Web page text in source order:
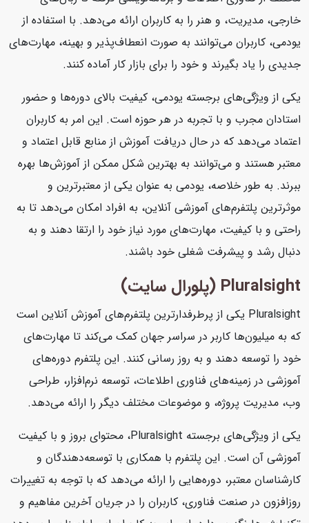
خارجی، مدیریت، و هنر را به کاربران ارائه می‌دهد. با استفاده از
یودمی، کاربران می‌توانند به صورت انعطاف‌پذیر و بهینه، مهارت‌های
جدیدی را یاد بگیرند و خود را برای بازار کار آماده کنند.
یکی از ویژگی‌های برجسته یودمی، کیفیت بالای دوره‌ها و حضور
استادان مجرب و با تجربه در هر حوزه است. این امر به کاربران
اعتماد می‌دهد که در حال دریافت آموزش از منابع قابل اعتماد و
معتبر هستند و می‌توانند به بهترین شکل ممکن از آموزش‌ها بهره
ببرند. به طور خلاصه، یودمی به عنوان یکی از معتبرترین و
موثرترین پلتفرم‌های آموزشی آنلاین، به افراد امکان می‌دهد تا به
راحتی و با کیفیت، مهارت‌های مورد نیاز خود را ارتقا دهند و به
دنبال رشد و پیشرفت شغلی خود باشند.
Pluralsight (پلورال سایت)
Pluralsight یکی از پرطرفدارترین پلتفرم‌های آموزش آنلاین است
که به میلیون‌ها کاربر در سراسر جهان کمک می‌کند تا مهارت‌های
خود را توسعه دهند و به روز رسانی کنند. این پلتفرم دوره‌های
آموزشی در زمینه‌های فناوری اطلاعات، توسعه نرم‌افزار، طراحی
وب، مدیریت پروژه، و موضوعات مختلف دیگر را ارائه می‌دهد.
یکی از ویژگی‌های برجسته Pluralsight، محتوای بروز و با کیفیت
آموزشی آن است. این پلتفرم با همکاری با توسعه‌دهندگان و
کارشناسان معتبر، دوره‌هایی را ارائه می‌دهد که با توجه به تغییرات
روزافزون در صنعت فناوری، کاربران را در جریان آخرین مفاهیم و